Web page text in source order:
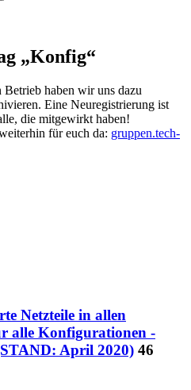
„Konfig“
Betrieb haben wir uns dazu
Eine Neuregistrierung ist
die mitgewirkt haben!
für euch da: gruppen.tech-
Netzteile in allen
alle Konfigurationen -
April 2020) 46